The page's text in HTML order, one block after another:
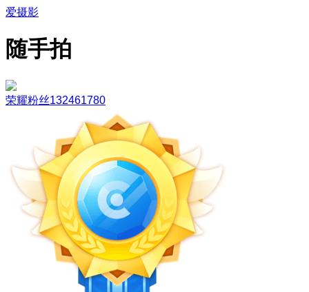
爱摄影
随手拍
荣耀粉丝132461780